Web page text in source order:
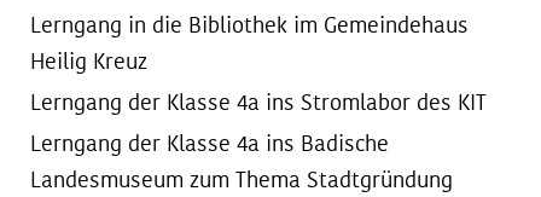
Lerngang in die Bibliothek im Gemeindehaus
Heilig Kreuz
Lerngang der Klasse 4a ins Stromlabor des KIT
Lerngang der Klasse 4a ins Badische
Landesmuseum zum Thema Stadtgründung